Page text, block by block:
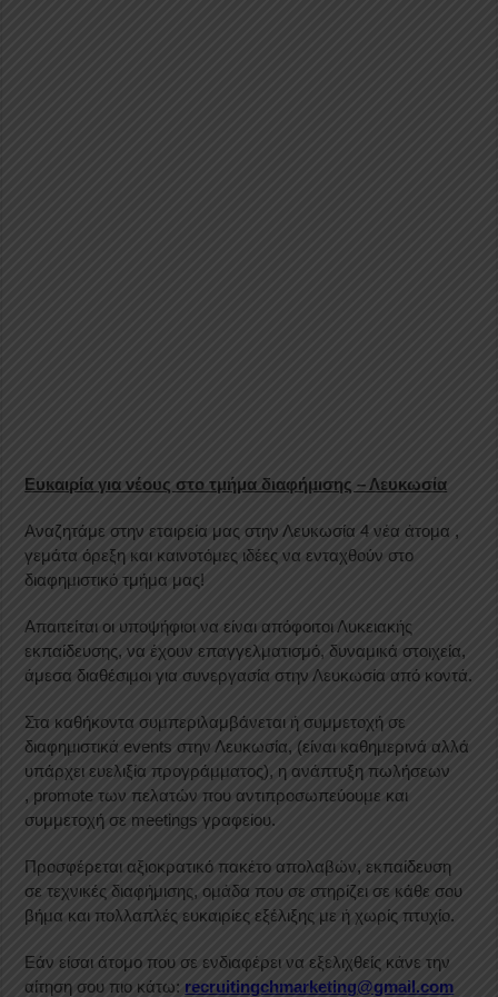
Ευκαιρία για νέους στο τμήμα διαφήμισης – Λευκωσία
Αναζητάμε στην εταιρεία μας στην Λευκωσία 4 νέα άτομα ,
γεμάτα όρεξη και καινοτόμες ιδέες να ενταχθούν στο
διαφημιστικό τμήμα μας!
Απαιτείται οι υποψήφιοι να είναι απόφοιτοι Λυκειακής
εκπαίδευσης, να έχουν επαγγελματισμό, δυναμικά στοιχεία,
άμεσα διαθέσιμοι για συνεργασία στην Λευκωσία από κοντά.
Στα καθήκοντα συμπεριλαμβάνεται ή συμμετοχή σε
διαφημιστικάevents στην Λευκωσία, (είναι καθημερινά αλλά
υπάρχει ευελιξία προγράμματος), η ανάπτυξη πωλήσεων
, promote των πελατών που αντιπροσωπεύουμε και
συμμετοχή σε meetings γραφείου.
Προσφέρεται αξιοκρατικό πακέτο απολαβών, εκπαίδευση
σε τεχνικές διαφήμισης, ομάδα που σε στηρίζει σε κάθε σου
βήμα και πολλαπλές ευκαιρίες εξέλιξης με ή χωρίς πτυχίο.
Εάν είσαι άτομο που σε ενδιαφέρει να εξελιχθείς κάνε την
αίτηση σου πιο κάτω: recruitingchmarketing@gmail.com